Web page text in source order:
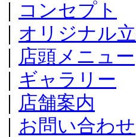
コンセプト
オリジナル
店頭メニュー
ギャラリー
店舗案内
お問い合わせ